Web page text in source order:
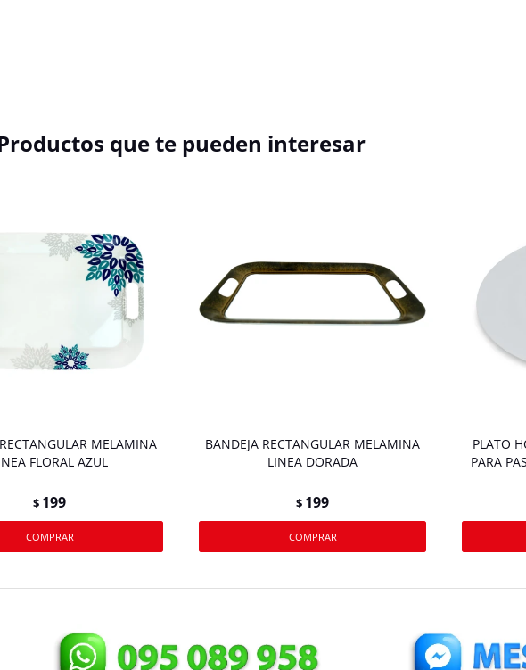
que te pueden interesar
MELAMINA
FLORAL AZUL
$ 199
BANDEJA RECTANGULAR MELAMINA
LINEA DORADA
$ 199
PLATO
PARA